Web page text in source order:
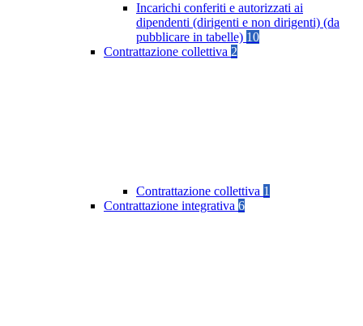
Incarichi conferiti e autorizzati ai
dipendenti (dirigenti e non dirigenti) (da
pubblicare in tabelle) 10
Contrattazione collettiva 2
Contrattazione collettiva 1
Contrattazione integrativa 6